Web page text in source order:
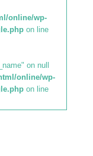
online/wp-
on line
on null
online/wp-
on line